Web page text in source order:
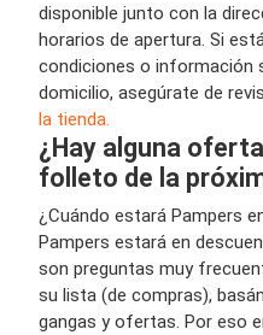
disponible junto con la
horarios de apertura. Si
condiciones o información
domicilio, asegúrate de
la tienda.
¿Hay alguna
folleto de la
¿Cuándo estará Pampers
Pampers estará en
son preguntas muy
su lista (de compras),
gangas y ofertas. Por eso